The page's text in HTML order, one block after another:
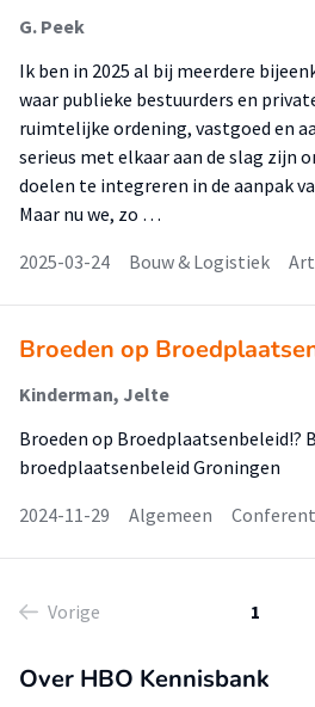
G. Peek
Ik ben in 2025 al bij meerdere
waar publieke bestuurders en
ruimtelijke ordening, vastgoed en
serieus met elkaar aan de slag zijn
doelen te integreren in de aanpak
Maar nu we, zo …
2025-03-24
Bouw & Logistiek
Broeden op
Kinderman, Jelte
Broeden op Broedplaatsenbeleid!?
broedplaatsenbeleid Groningen
2024-11-29
Algemeen
Vorige 1
Over HBO Kennisbank